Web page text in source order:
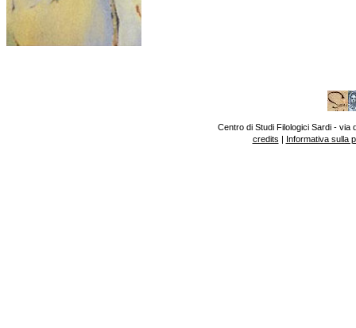
Centro di Studi Filologici Sardi - via
credits | Informativa sulla